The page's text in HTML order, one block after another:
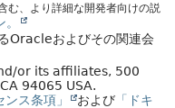
む、より詳細な開発者向けの説
Oracleおよびその関連会
or its affiliates, 500
94065 USA.
ンス条項」 および 「ドキ